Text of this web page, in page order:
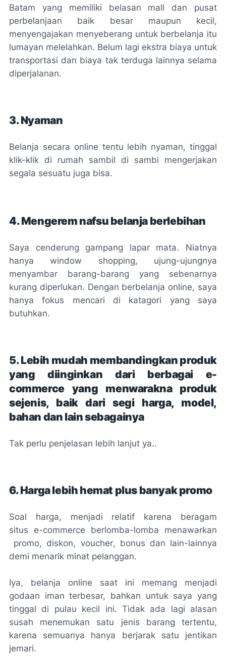
Batam yang memiliki belasan mall dan pusat
perbelanjaan baik besar maupun kecil,
menyengajakan menyeberang untuk berbelanja itu
lumayan melelahkan. Belum lagi ekstra biaya untuk
transportasi dan biaya tak terduga lainnya selama
diperjalanan.
3. Nyaman
Belanja secara online tentu lebih nyaman, tinggal
klik-klik di rumah sambil di sambi mengerjakan
segala sesuatu juga bisa.
4. Mengerem nafsu belanja berlebihan
Saya cenderung gampang lapar mata. Niatnya
hanyawindow shopping, ujung-ujungnya
menyambar barang-barang yang sebenarnya
kurang diperlukan. Dengan berbelanja online, saya
hanya fokus mencari di katagori yang saya
butuhkan.
5. Lebih mudah membandingkan produk
yang diinginkan dari berbagai e-
commerce yang menwarakna produk
sejenis, baik dari segi harga, model,
bahan dan lain sebagainya
Tak perlu penjelasan lebih lanjut ya..
6. Harga lebih hemat plus banyak promo
Soal harga, menjadi relatif karena beragam
situs e-commerce berlomba-lomba menawarkan
promo, diskon, voucher, bonus dan lain-lainnya
demi menarik minat pelanggan.
Iya, belanja online saat ini memang menjadi
godaan iman terbesar, bahkan untuk saya yang
tinggal di pulau kecil ini. Tidak ada lagi alasan
susah menemukan satu jenis barang tertentu,
karena semuanya hanya berjarak satu jentikan
jemari.